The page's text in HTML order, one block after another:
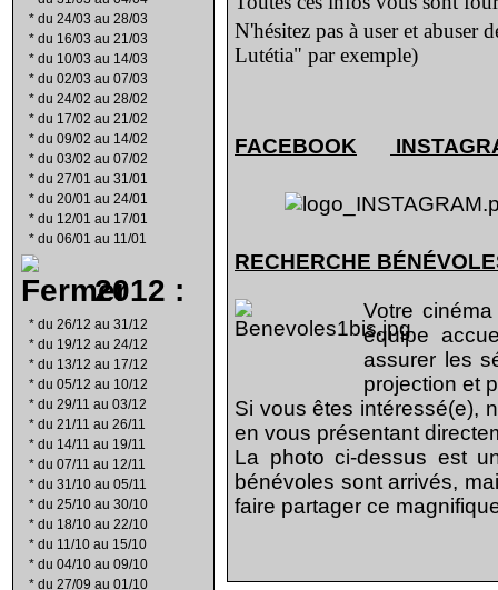
* du 24/03 au 28/03
* du 16/03 au 21/03
* du 10/03 au 14/03
* du 02/03 au 07/03
* du 24/02 au 28/02
* du 17/02 au 21/02
* du 09/02 au 14/02
* du 03/02 au 07/02
* du 27/01 au 31/01
* du 20/01 au 24/01
* du 12/01 au 17/01
* du 06/01 au 11/01
2012 :
* du 26/12 au 31/12
* du 19/12 au 24/12
* du 13/12 au 17/12
* du 05/12 au 10/12
* du 29/11 au 03/12
* du 21/11 au 26/11
* du 14/11 au 19/11
* du 07/11 au 12/11
* du 31/10 au 05/11
* du 25/10 au 30/10
* du 18/10 au 22/10
* du 11/10 au 15/10
* du 04/10 au 09/10
* du 27/09 au 01/10
N'hésitez pas à user et abuser
Lutétia" par exemple)
FACEBOOK
RECHERCHE BÉNÉ
Votre
équipe
assurer les
projection et
Si vous êtes intéressé(e),
en vous présentant
La photo ci-dessus est
bénévoles sont arrivés,
faire partager ce